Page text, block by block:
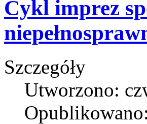
Cykl imprez
Szczegóły
Utworzono: